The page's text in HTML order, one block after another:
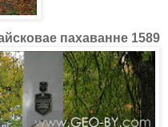
пахаванне 1589